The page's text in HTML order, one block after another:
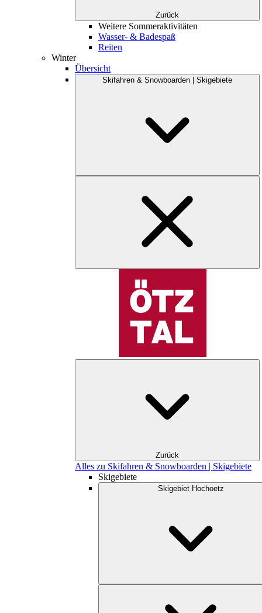
Zurück
Weitere Sommeraktivitäten
Wasser- & Badespaß
Reiten
Winter
Übersicht
Skifahren & Snowboarden | Skigebiete
Zurück
Alles zu Skifahren & Snowboarden | Skigebiete
Skigebiete
Skigebiet Hochoetz